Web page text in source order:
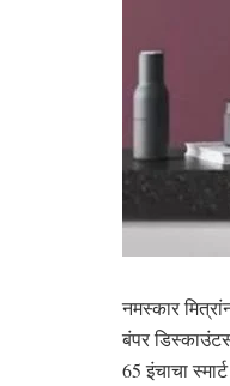
नमस्कार
बंपर
65 इंचाचा